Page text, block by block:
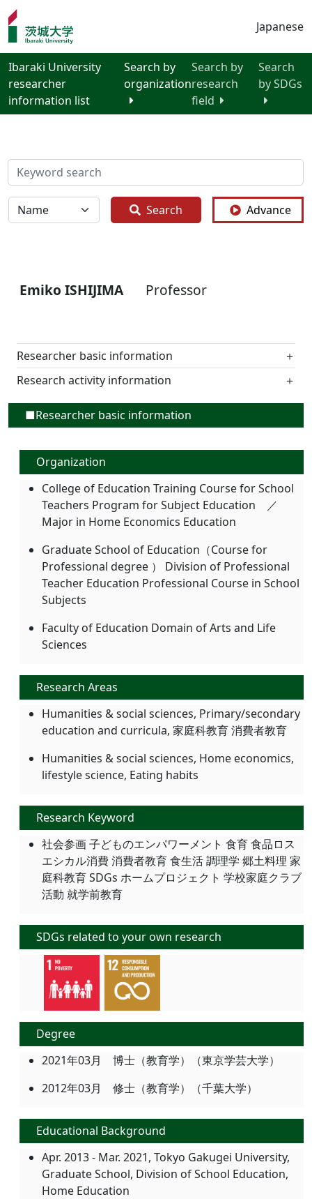
Japanese
Ibaraki University
researcher
information list
Search by
organization
Search by
research
field
Search
by SDGs
検索
全体 Search Advance
Emiko ISHIJIMA Professor
Researcher basic information
＋
Research activity information
＋
■Researcher basic information
Organization
College of Education Training Course for School
Teachers Program for Subject Education ／
Major in Home Economics Education
Graduate School of Education（Course for
Professional degree ） Division of Professional
Teacher Education Professional Course in School
Subjects
Faculty of Education Domain of Arts and Life
Sciences
Research Areas
Humanities & social sciences, Primary/secondary
education and curricula, 家庭科教育 消費者教育
Humanities & social sciences, Home economics,
lifestyle science, Eating habits
Research Keyword
社会参画 子どものエンパワーメント 食育 食品ロス
エシカル消費 消費者教育 食生活 調理学 郷土料理 家
庭科教育 SDGs ホームプロジェクト 学校家庭クラブ
活動 就学前教育
SDGs related to your own research
Degree
2021年03月 博士（教育学）（東京学芸大学）
2012年03月 修士（教育学）（千葉大学）
Educational Background
Apr. 2013 - Mar. 2021, Tokyo Gakugei University,
Graduate School, Division of School Education,
Home Education